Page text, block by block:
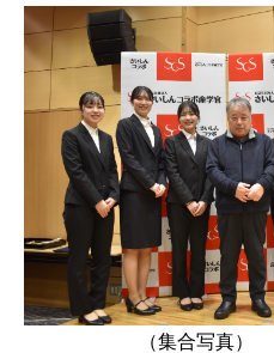
（集合写真）